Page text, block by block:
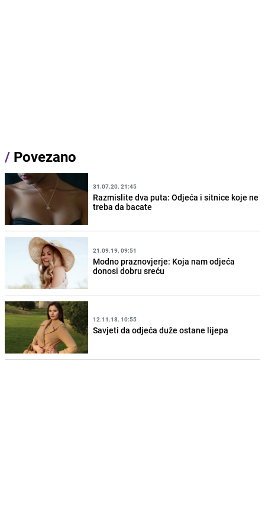
/ Povezano
31.07.20. 21:45
Razmislite dva puta: Odjeća i sitnice koje ne
treba da bacate
21.09.19. 09:51
Modno praznovjerje: Koja nam odjeća
donosi dobru sreću
12.11.18. 10:55
Savjeti da odjeća duže ostane lijepa